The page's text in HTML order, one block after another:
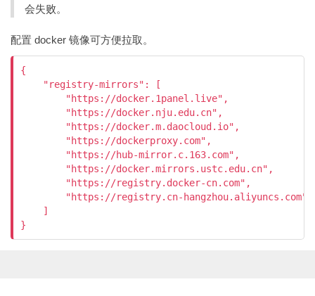
会失败。
配置 docker 镜像可方便拉取。
{
    "registry-mirrors": [
        "https://docker.1panel.live",
        "https://docker.nju.edu.cn",
        "https://docker.m.daocloud.io",
        "https://dockerproxy.com",
        "https://hub-mirror.c.163.com",
        "https://docker.mirrors.ustc.edu.cn",
        "https://registry.docker-cn.com",
        "https://registry.cn-hangzhou.aliyuncs.com"
    ]
}